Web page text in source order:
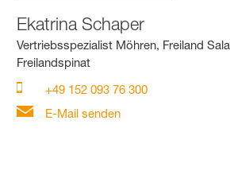
Ekatrina Schaper
Vertriebsspezialist Möhren, Freiland
Freilandspinat
+49 152 093 76 300
E-Mail senden